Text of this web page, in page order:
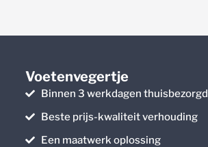
Voetenvegertje
Binnen 3 werkdagen thuisbezorgd
Beste prijs-kwaliteit verhouding
Een maatwerk oplossing